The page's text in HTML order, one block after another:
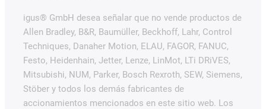
igus® GmbH desea señalar que no vende productos de
Allen Bradley, B&R, Baumüller, Beckhoff, Lahr, Control
Techniques, Danaher Motion, ELAU, FAGOR, FANUC,
Festo, Heidenhain, Jetter, Lenze, LinMot, LTi DRiVES,
Mitsubishi, NUM, Parker, Bosch Rexroth, SEW, Siemens,
Stöber y todos los demás fabricantes de
accionamientos mencionados en este sitio web. Los